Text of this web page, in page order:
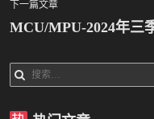
导
航
下一篇文章
MCU/MPU-2024年三
搜
索：